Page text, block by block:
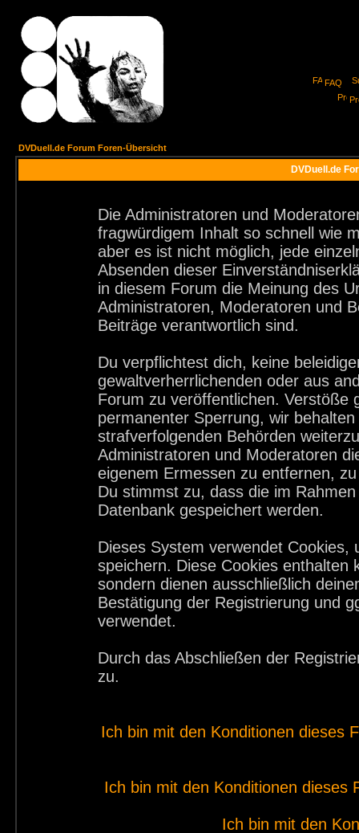
FAQ
DVDuell.de Forum Foren-Übersicht
DVDuell.de
Die Administratoren und
fragwürdigem Inhalt so schnell wie
aber es ist nicht möglich, jede
Absenden dieser
in diesem Forum die Meinung des
Administratoren, Moderatoren und
Beiträge verantwortlich sind.
Du verpflichtest dich, keine
gewaltverherrlichenden oder aus
Forum zu veröffentlichen. Verstöße
permanenter Sperrung, wir
strafverfolgenden Behörden
Administratoren und Moderatoren
eigenem Ermessen zu entfernen,
Du stimmst zu, dass die im
Datenbank gespeichert werden.
Dieses System verwendet
speichern. Diese Cookies enthalten
sondern dienen ausschließlich
Bestätigung der Registrierung und
verwendet.
Durch das Abschließen der
zu.
Ich bin mit den Konditionen dieses
Ich bin mit den Konditionen dieses
Ich bin mit den